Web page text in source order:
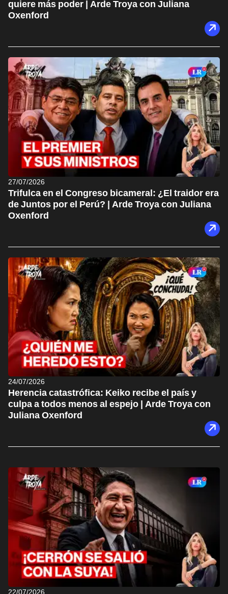
quiere más poder | Arde Troya con Juliana
Oxenford
27/07/2026
Trifulca en el Congreso bicameral: ¿El traidor era
de Juntos por el Perú? | Arde Troya con Juliana
Oxenford
24/07/2026
Herencia catastrófica: Keiko recibe el país y
culpa a todos menos al espejo | Arde Troya con
Juliana Oxenford
22/07/2026